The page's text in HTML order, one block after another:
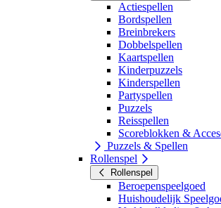
Actiespellen
Bordspellen
Breinbrekers
Dobbelspellen
Kaartspellen
Kinderpuzzels
Kinderspellen
Partyspellen
Puzzels
Reisspellen
Scoreblokken &
Puzzels & Spellen
Rollenspel
Rollenspel
Beroepenspeelgoed
Huishoudelijk